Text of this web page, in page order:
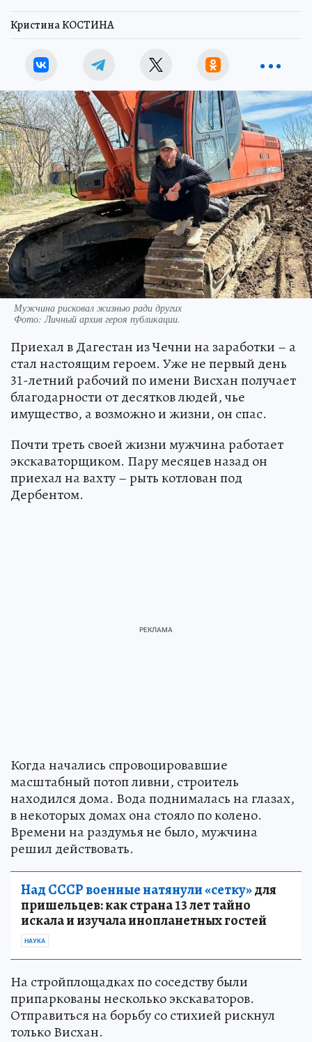
Кристина КОСТИНА
Мужчина рисковал жизнью ради других
Фото:Личный архив героя публикации.
Приехал в Дагестан из Чечни на заработки – а
стал настоящим героем. Уже не первый день
31-летний рабочий по имени Висхан получает
благодарности от десятков людей, чье
имущество, а возможно и жизни, он спас.
Почти треть своей жизни мужчина работает
экскаваторщиком. Пару месяцев назад он
приехал на вахту – рыть котлован под
Дербентом.
Когда начались спровоцировавшие
масштабный потоп ливни, строитель
находился дома. Вода поднималась на глазах,
в некоторых домах она стояло по колено.
Времени на раздумья не было, мужчина
решил действовать.
Над СССР военные натянули «сетку»для
пришельцев: как страна 13 лет тайно
искала и изучала инопланетных гостей
НАУКА
На стройплощадках по соседству были
припаркованы несколько экскаваторов.
Отправиться на борьбу со стихией рискнул
только Висхан.